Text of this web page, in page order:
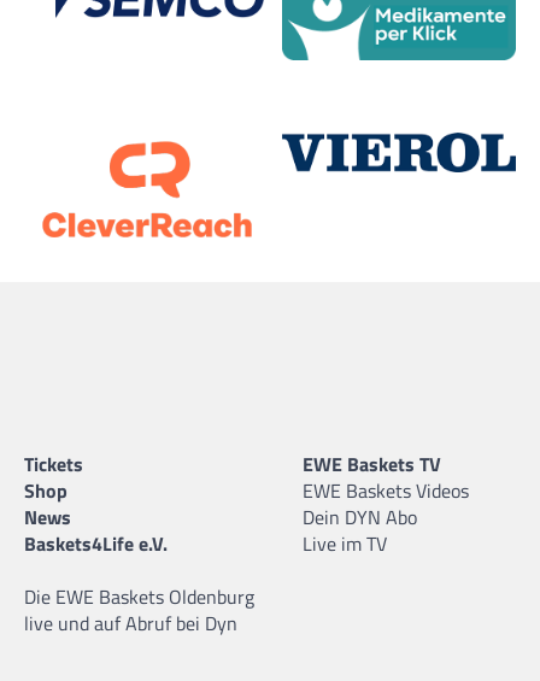
Tickets
Shop
News
Baskets4Life e.V.
Die EWE Baskets Oldenburg
live und auf Abruf bei Dyn
EWE Baskets TV
EWE Baskets Videos
Dein DYN Abo
Live im TV